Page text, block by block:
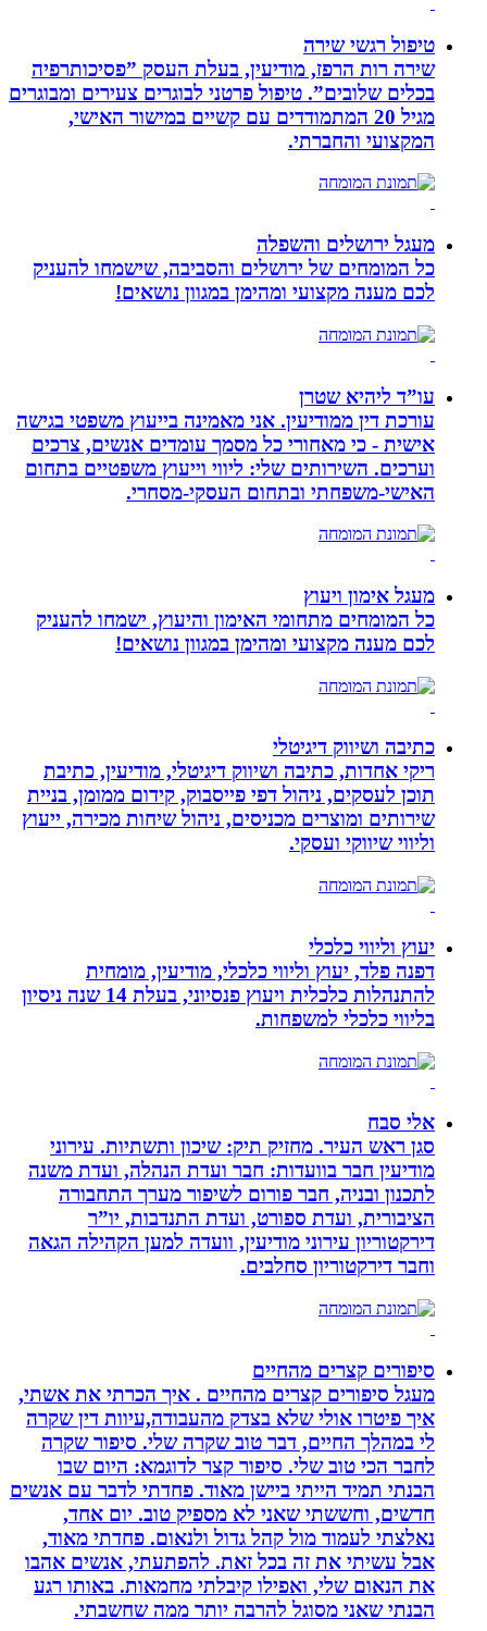
טיפול רגשי שירה
שירה רות הרפז, מודיעין, בעלת העסק ”פסיכותרפיה
בכלים שלובים”. טיפול פרטני לבוגרים צעירים ומבוגרים
מגיל 20 המתמודדים עם קשיים במישור האישי,
המקצועי והחברתי.
מעגל ירושלים והשפלה
כל המומחים של ירושלים והסביבה, שישמחו להעניק
לכם מענה מקצועי ומהימן במגוון נושאים!
עו”ד ליהיא שטרן
עורכת דין ממודיעין. אני מאמינה בייעוץ משפטי בגישה
אישית - כי מאחורי כל מסמך עומדים אנשים, צרכים
וערכים. השירותים שלי: ליווי וייעוץ משפטיים בתחום
האישי-משפחתי ובתחום העסקי-מסחרי.
מעגל אימון ויעוץ
כל המומחים מתחומי האימון והיעוץ, ישמחו להעניק
לכם מענה מקצועי ומהימן במגוון נושאים!
כתיבה ושיווק דיגיטלי
ריקי אחדות, כתיבה ושיווק דיגיטלי, מודיעין, כתיבת
תוכן לעסקים, ניהול דפי פייסבוק, קידום ממומן, בניית
שירותים ומוצרים מכניסים, ניהול שיחות מכירה, ייעוץ
וליווי שיווקי ועסקי.
יעוץ וליווי כלכלי
דפנה פלד, יעוץ וליווי כלכלי, מודיעין, מומחית
להתנהלות כלכלית ויעוץ פנסיוני, בעלת 14 שנה ניסיון
בליווי כלכלי למשפחות.
אלי סבח
סגן ראש העיר. מחזיק תיק: שיכון ותשתיות. עירוני
מודיעין חבר בוועדות: חבר ועדת הנהלה, ועדת משנה
לתכנון ובניה, חבר פורום לשיפור מערך התחבורה
הציבורית, ועדת ספורט, ועדת התנדבות, יו”ר
דירקטוריון עירוני מודיעין, וועדה למען הקהילה הגאה
וחבר דירקטוריון סחלבים.
סיפורים קצרים מהחיים
מעגל סיפורים קצרים מהחיים . איך הכרתי את אשתי,
איך פיטרו אולי שלא בצדק מהעבודה,עיוות דין שקרה
לי במהלך החיים, דבר טוב שקרה שלי. סיפור שקרה
לחבר הכי טוב שלי. סיפור קצר לדוגמא: היום שבו
הבנתי תמיד הייתי ביישן מאוד. פחדתי לדבר עם אנשים
חדשים, וחששתי שאני לא מספיק טוב. יום אחד,
נאלצתי לעמוד מול קהל גדול ולנאום. פחדתי מאוד,
אבל עשיתי את זה בכל זאת. להפתעתי, אנשים אהבו
את הנאום שלי, ואפילו קיבלתי מחמאות. באותו רגע
הבנתי שאני מסוגל להרבה יותר ממה שחשבתי.